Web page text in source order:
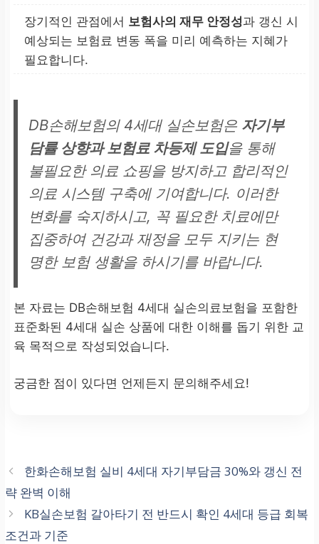
장기적인 관점에서 보험사의 재무 안정성과 갱신 시
예상되는 보험료 변동 폭을 미리 예측하는 지혜가
필요합니다.
DB손해보험의 4세대 실손보험은 자기부
담률 상향과 보험료 차등제 도입을 통해
불필요한 의료 쇼핑을 방지하고 합리적인
의료 시스템 구축에 기여합니다. 이러한
변화를 숙지하시고, 꼭 필요한 치료에만
집중하여 건강과 재정을 모두 지키는 현
명한 보험 생활을 하시기를 바랍니다.
본 자료는 DB손해보험 4세대 실손의료보험을 포함한
표준화된 4세대 실손 상품에 대한 이해를 돕기 위한 교
육 목적으로 작성되었습니다.
궁금한 점이 있다면 언제든지 문의해주세요!
한화손해보험 실비 4세대 자기부담금 30%와 갱신 전
략 완벽 이해
KB실손보험 갈아타기 전 반드시 확인 4세대 등급 회복
조건과 기준